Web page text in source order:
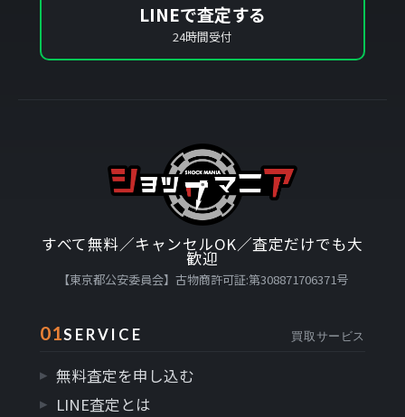
LINEで査定する
24時間受付
すべて無料／キャンセルOK／査定だけでも大
歓迎
【東京都公安委員会】古物商許可証:第308871706371号
01SERVICE 買取サービス
無料査定を申し込む
LINE査定とは